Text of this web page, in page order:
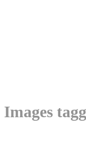
Images